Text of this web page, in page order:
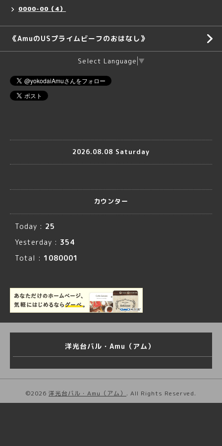
0000-00（4）
《AmuのUSプライムビーフのおはなし》
Select Language ▼
2026.08.08 Saturday
カウンター
Today : 25
Yesterday : 354
Total : 1080001
洋光台バル・Amu（アム）
©2026 洋光台バル・Amu（アム） . All Rights Reserved.